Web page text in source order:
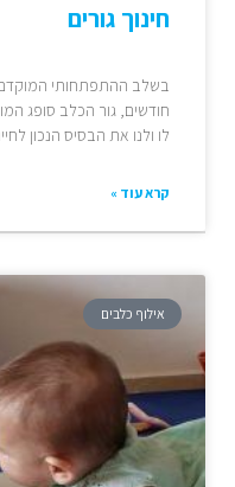
חינוך גורים
בשלב ההתפתחותי
חודשים, גור הכלב סופג
לו ולנו את הבסיס הנכון
קרא עוד »
אילוף כלבים